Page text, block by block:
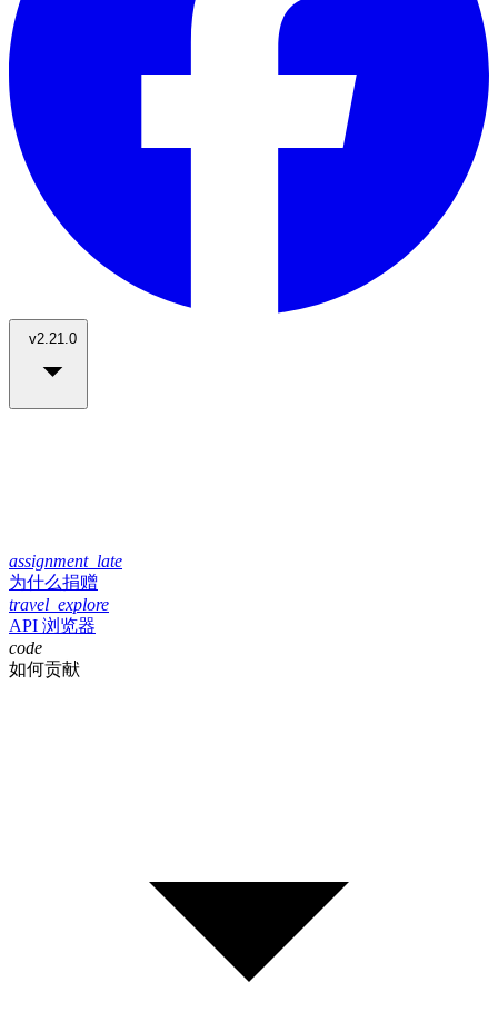
v2.21.0
assignment_late
为什么捐赠
travel_explore
API 浏览器
code
如何贡献